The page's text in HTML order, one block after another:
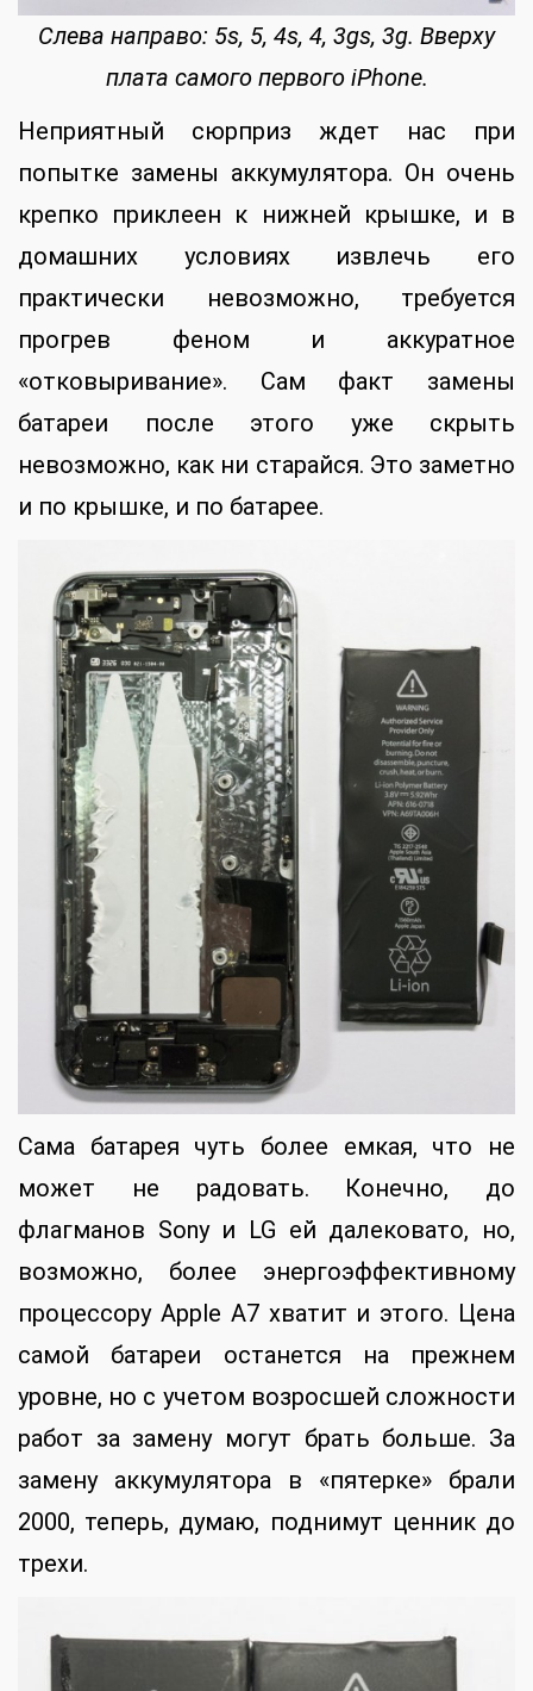
Слева направо: 5s, 5, 4s, 4, 3gs, 3g. Вверху
плата самого первого iPhone.
Неприятный сюрприз ждет нас при
попытке замены аккумулятора. Он очень
крепко приклеен к нижней крышке, и в
домашних условиях извлечь его
практически невозможно, требуется
прогрев феном и аккуратное
«отковыривание». Сам факт замены
батареи после этого уже скрыть
невозможно, как ни старайся. Это заметно
и по крышке, и по батарее.
Сама батарея чуть более емкая, что не
может не радовать. Конечно, до
флагманов Sony и LG ей далековато, но,
возможно, более энергоэффективному
процессору Apple A7 хватит и этого. Цена
самой батареи останется на прежнем
уровне, но с учетом возросшей сложности
работ за замену могут брать больше. За
замену аккумулятора в «пятерке» брали
2000, теперь, думаю, поднимут ценник до
трехи.